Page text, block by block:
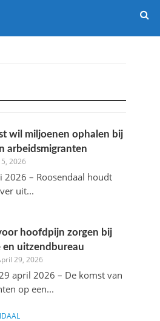
wil miljoenen ophalen bij
arbeidsmigranten
5, 2026
2026 – Roosendaal houdt
uit...
hoofdpijn zorgen bij
en uitzendbureau
29, 2026
april 2026 – De komst van
op een...